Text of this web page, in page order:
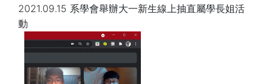
2021.09.15 系學會舉辦大一新生線上抽直屬學長姐活
動